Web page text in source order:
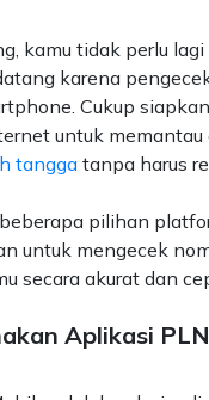
kamu tidak perlu
karena
Cukup
untuk memantau
tanggatanpa harus
pilihan
untuk mengecek
secara akurat dan
Aplikasi